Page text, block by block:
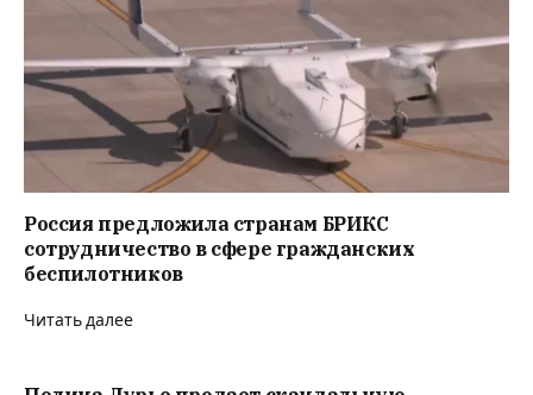
Россия предложила странам БРИКС
сотрудничество в сфере гражданских
беспилотников
Читать далее